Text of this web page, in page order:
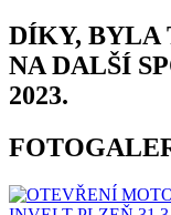
DÍKY, BYLA
NA DALŠÍ
2023.